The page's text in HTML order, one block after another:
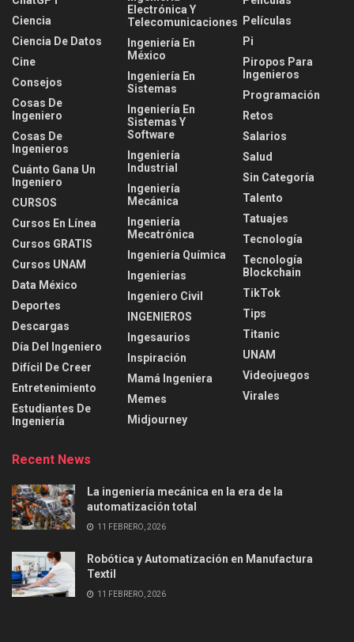
Ciencia
Ciencia De Datos
Cine
Consejos
Cosas De
Ingeniero
Cosas De
Ingenieros
Cuánto Gana Un
Ingeniero
CURSOS
Cursos En Línea
Cursos GRATIS
Cursos UNAM
Data México
Deportes
Descargas
Día Del Ingeniero
Difícil De Creer
Entretenimiento
Estudiantes De
Ingeniería
Electrónica Y
Telecomunicaciones
Ingeniería En
México
Ingeniería En
Sistemas
Ingeniería En
Sistemas Y
Software
Ingeniería
Industrial
Ingeniería
Mecánica
Ingeniería
Mecatrónica
Ingeniería Química
Ingenierías
Ingeniero Civil
INGENIEROS
Ingesaurios
Inspiración
Mamá Ingeniera
Memes
Midjourney
Películas
Pi
Piropos Para
Ingenieros
Programación
Retos
Salarios
Salud
Sin Categoría
Talento
Tatuajes
Tecnología
Tecnología
Blockchain
TikTok
Tips
Titanic
UNAM
Videojuegos
Virales
Recent News
La ingeniería mecánica en la era de la
automatización total
11 FEBRERO, 2026
Robótica y Automatización en Manufactura
Textil
11 FEBRERO, 2026